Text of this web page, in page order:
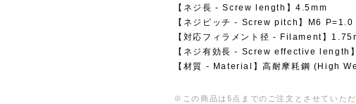
【ネジ長 - Screw length】4.5mm
【ネジピッチ - Screw pitch】M6 P=1.0
【対応フィラメント径 - Filament】
【ネジ有効長 - Screw effective length
【材質 - Material】高耐摩耗鋼 (High
※この商品は5点までのご注文とさせていただ